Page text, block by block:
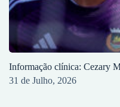
Informação clínica: Cezary
31 de Julho, 2026